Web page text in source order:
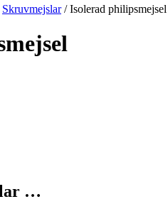
Skruvmejslar/ Isolerad philipsmejsel
…